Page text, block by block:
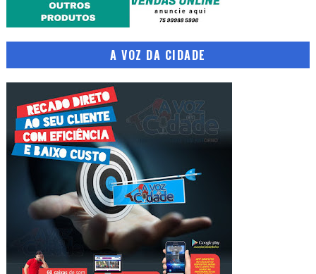
A VOZ DA CIDADE